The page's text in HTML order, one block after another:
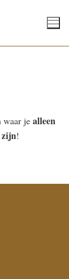
waar je alleen
zijn!